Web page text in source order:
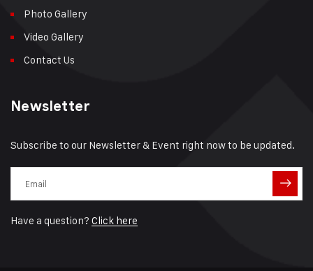
Photo Gallery
Video Gallery
Contact Us
Newsletter
Subscribe to our Newsletter & Event right now to be updated.
Have a question? Click here